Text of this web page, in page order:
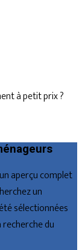
à petit prix ?
aperçu complet
un
sélectionnées
du